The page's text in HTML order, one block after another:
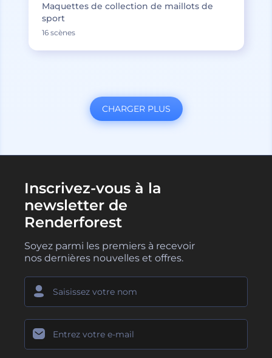
Maquettes de collection de maillots de
sport
16 scènes
CHARGER PLUS
Inscrivez-vous à la
newsletter de
Renderforest
Soyez parmi les premiers à recevoir
nos dernières nouvelles et offres.